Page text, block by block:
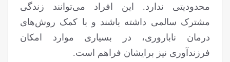
محدودیتی ندارد. این افراد می‌توانند زندگی
مشترک سالمی داشته باشند و با کمک روش‌های
درمان ناباروری، در بسیاری موارد امکان
فرزندآوری نیز برایشان فراهم است.